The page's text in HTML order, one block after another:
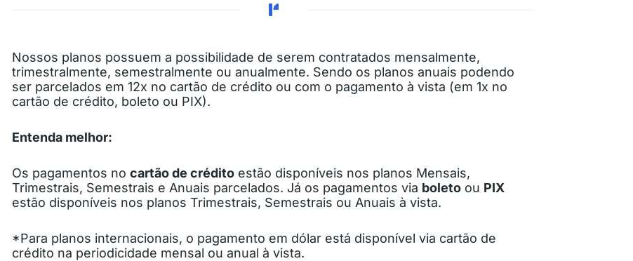
Nossos planos possuem a possibilidade de serem contratados mensalmente,
trimestralmente, semestralmente ou anualmente. Sendo os planos anuais podendo
ser parcelados em 12x no cartão de crédito ou com o pagamento à vista (em 1x no
cartão de crédito, boleto ou PIX).
Entenda melhor:
Os pagamentos no cartão de créditoestão disponíveis nos planos Mensais,
Trimestrais, Semestrais e Anuais parcelados. Já os pagamentos via boletoou PIX
estão disponíveis nos planos Trimestrais, Semestrais ou Anuais à vista.
*Para planos internacionais, o pagamento em dólar está disponível via cartão de
crédito na periodicidade mensal ou anual à vista.